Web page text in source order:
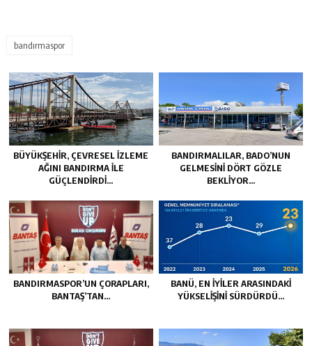
bandırmaspor
BÜYÜKŞEHİR, ÇEVRESEL İZLEME
AĞINI BANDIRMA İLE
GÜÇLENDİRDİ…
BANDIRMALILAR, BADO’NUN
GELMESİNİ DÖRT GÖZLE
BEKLİYOR…
BANDIRMASPOR’UN ÇORAPLARI,
BANTAŞ’TAN…
BANÜ, EN İYİLER ARASINDAKİ
YÜKSELİŞİNİ SÜRDÜRDÜ…